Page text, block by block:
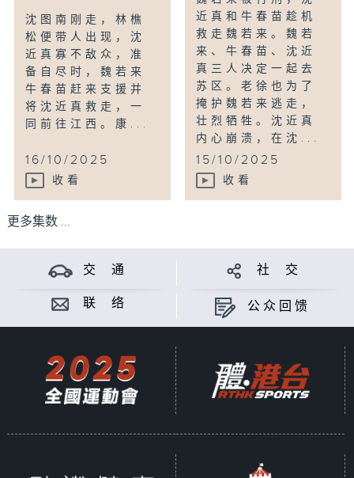
沈图南刚走，林樵
松便带人出现，沈
近真寡不敌众，准
备自尽时，魏若来
牛春苗赶来支援并
将沈近真救走，一
同前往江西。康...
16/10/2025
收看
近真和牛春苗趁机
救走魏若来。魏若
来、牛春苗、沈近
真三人决定一起去
苏区。老徐也为了
掩护魏若来逃走，
壮烈牺牲。沈近真
内心崩溃，在沈...
15/10/2025
收看
更多集数 ...
交 通 社 交
联 络 公众回馈